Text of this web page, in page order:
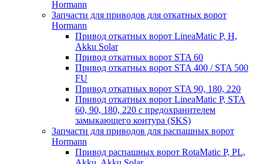
Hormann
Запчасти для приводов для откатных ворот
Hormann
Привод откатных ворот LineaMatic P, H,
Akku Solar
Привод откатных ворот STA 60
Привод откатных ворот STA 400 / STA 500
FU
Привод откатных ворот STA 90, 180, 220
Привод откатных ворот LineaMatic P, STA
60, 90, 180, 220 с предохранителем
замыкающего контура (SKS)
Запчасти для приводов для распашных ворот
Hormann
Привод распашных ворот RotaMatic P, PL,